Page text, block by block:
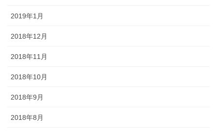
2019年1月
2018年12月
2018年11月
2018年10月
2018年9月
2018年8月